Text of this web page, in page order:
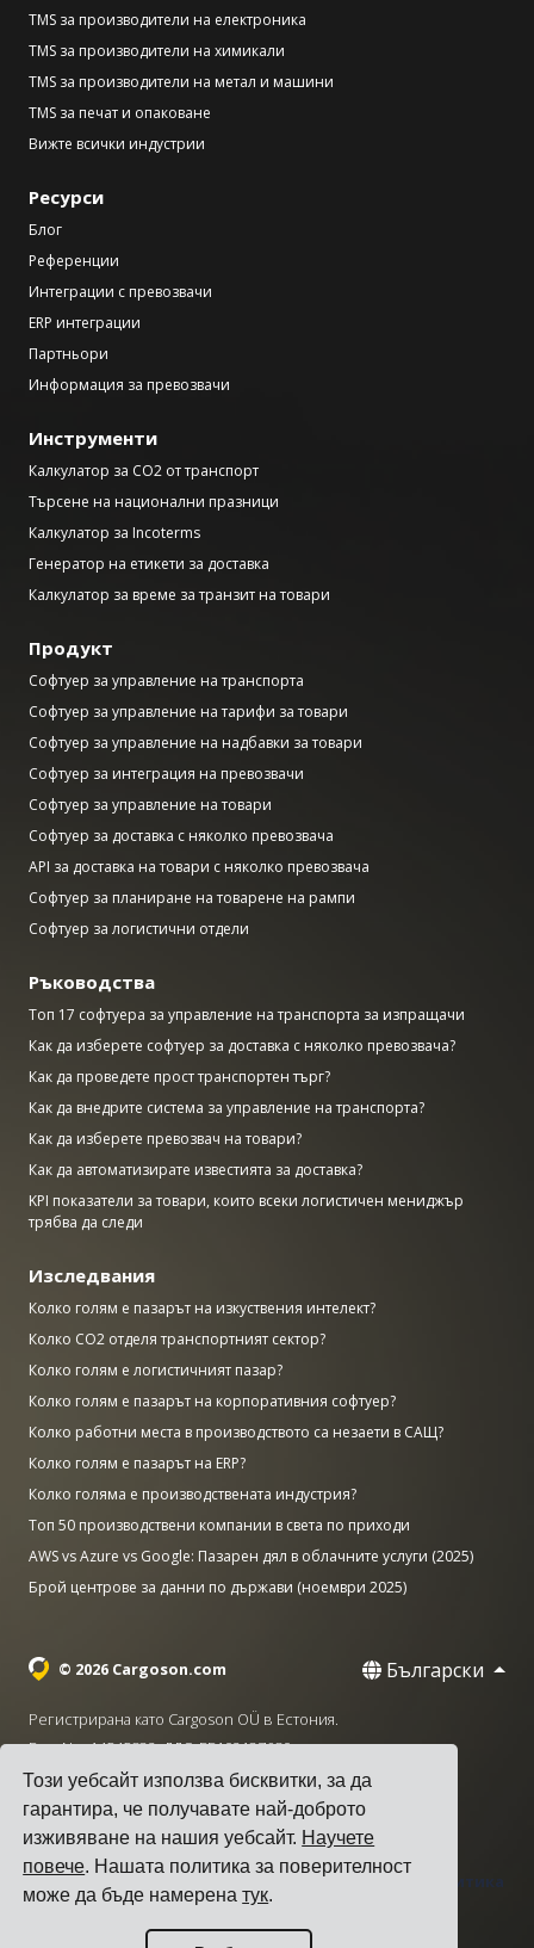
Този уебсайт използва бисквитки, за да
гарантира, че получавате най-доброто
изживяване на нашия уебсайт. Научете
повече. Нашата политика за поверителност
може да бъде намеренатук.
TMS за производители на електроника
TMS за производители на химикали
TMS за производители на метал и машини
TMS за печат и опаковане
Вижте всички индустрии
Ресурси
Блог
Референции
Интеграции с превозвачи
ERP интеграции
Партньори
Информация за превозвачи
Инструменти
Калкулатор за CO2 от транспорт
Търсене на национални празници
Калкулатор за Incoterms
Генератор на етикети за доставка
Калкулатор за време за транзит на товари
Продукт
Софтуер за управление на транспорта
Софтуер за управление на тарифи за товари
Софтуер за управление на надбавки за товари
Софтуер за интеграция на превозвачи
Софтуер за управление на товари
Софтуер за доставка с няколко превозвача
API за доставка на товари с няколко превозвача
Софтуер за планиране на товарене на рампи
Софтуер за логистични отдели
Ръководства
Топ 17 софтуера за управление на транспорта за изпращачи
Как да изберете софтуер за доставка с няколко превозвача?
Как да проведете прост транспортен търг?
Как да внедрите система за управление на транспорта?
Как да изберете превозвач на товари?
Как да автоматизирате известията за доставка?
KPI показатели за товари, които всеки логистичен мениджър
трябва да следи
Изследвания
Колко голям е пазарът на изкуствения интелект?
Колко CO2 отделя транспортният сектор?
Колко голям е логистичният пазар?
Колко голям е пазарът на корпоративния софтуер?
Колко работни места в производството са незаети в САЩ?
Колко голям е пазарът на ERP?
Колко голяма е производствената индустрия?
Топ 50 производствени компании в света по приходи
AWS vs Azure vs Google: Пазарен дял в облачните услуги (2025)
Брой центрове за данни по държави (ноември 2025)
© 2026 Cargoson.com Български
Регистрирана като Cargoson OÜ в Естония.
Рег. No: 14545832. ДДС: EE102137680.
Централа: Pärnu mnt. 141, 11314 Талин, Естония
+372 5555 0028 · hello@cargoson.com
Общи условия Политика за поверителност
Политика
за бисквитките